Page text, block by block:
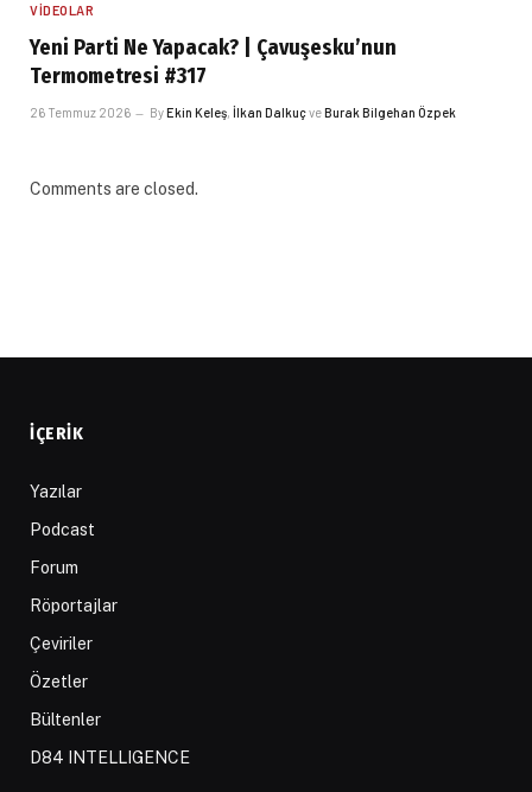
VIDEOLAR
Yeni Parti Ne Yapacak? | Çavuşesku’nun
Termometresi #317
26 Temmuz 2026 ByEkin Keleş, İlkan DalkuçveBurak Bilgehan Özpek
Comments are closed.
İÇERIK
Yazılar
Podcast
Forum
Röportajlar
Çeviriler
Özetler
Bültenler
D84 INTELLIGENCE